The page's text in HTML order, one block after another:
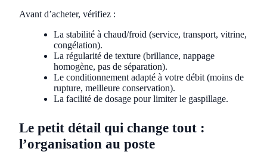
Avant d’acheter, vérifiez :
La stabilité à chaud/froid (service, transport, vitrine,
congélation).
La régularité de texture (brillance, nappage
homogène, pas de séparation).
Le conditionnement adapté à votre débit (moins de
rupture, meilleure conservation).
La facilité de dosage pour limiter le gaspillage.
Le petit détail qui change tout :
l’organisation au poste